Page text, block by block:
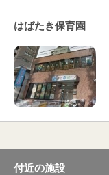
はばたき保育園
付近の施設